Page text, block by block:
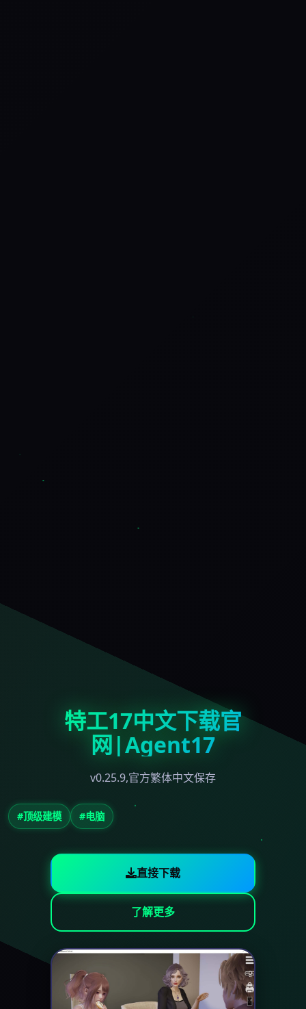
特工17中文下载官
网|Agent17
v0.25.9,官方繁体中文保存
#顶级建模 #电脑
直接下载
了解更多